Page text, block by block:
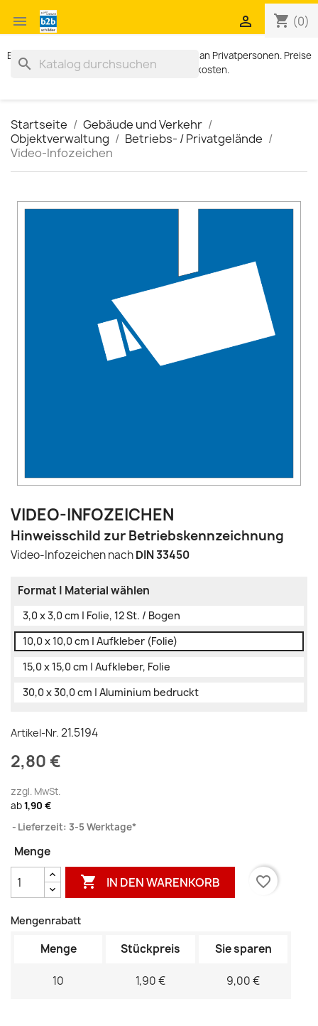
 shopping_cart (0)

Exklusiv für Geschäftskunden. Kein Verkauf an Privatpersonen. Preise
zzgl. MWST und Versandkosten.
search
Startseite
Gebäude und Verkehr
Objektverwaltung
Betriebs- / Privatgelände
Video-Infozeichen
VIDEO-INFOZEICHEN
Hinweisschild zur Betriebskennzeichnung
Video-Infozeichen nachDIN 33450
Format | Material wählen
3,0 x 3,0 cm | Folie, 12 St. / Bogen
10,0 x 10,0 cm | Aufkleber (Folie)
15,0 x 15,0 cm | Aufkleber, Folie
30,0 x 30,0 cm | Aluminium bedruckt
Artikel-Nr. 21.5194
2,80 €
zzgl. MwSt.
ab1,90 €
Lieferzeit: 3-5 Werktage*
Menge
 IN DEN WARENKORB favorite_border
Mengenrabatt
Menge Stückpreis Sie sparen
10 1,90 € 9,00 €